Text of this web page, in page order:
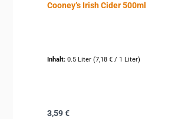
Cooney’s Irish Cider 500ml
Inhalt: 0.5 Liter (7,18 € / 1 Liter)
Regulärer Preis:
3,59 €